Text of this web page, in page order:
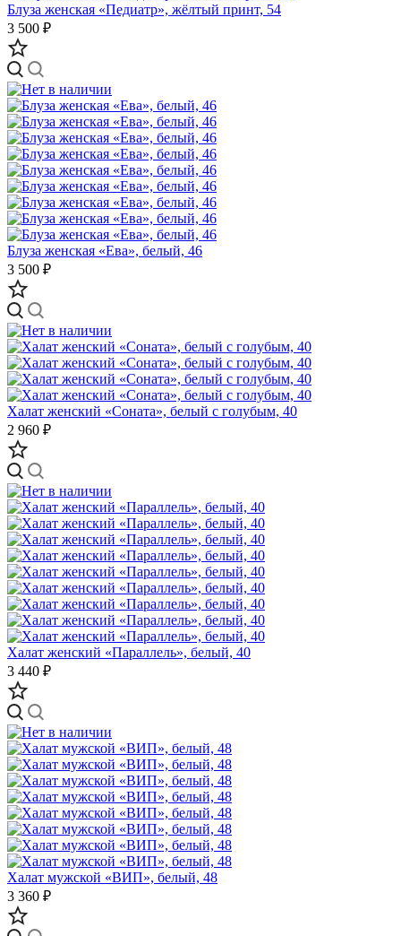
Блуза женская «Педиатр», жёлтый принт, 54
3 500 ₽
Блуза женская «Ева», белый, 46
3 500 ₽
Халат женский «Соната», белый с голубым, 40
2 960 ₽
Халат женский «Параллель», белый, 40
3 440 ₽
Халат мужской «ВИП», белый, 48
3 360 ₽